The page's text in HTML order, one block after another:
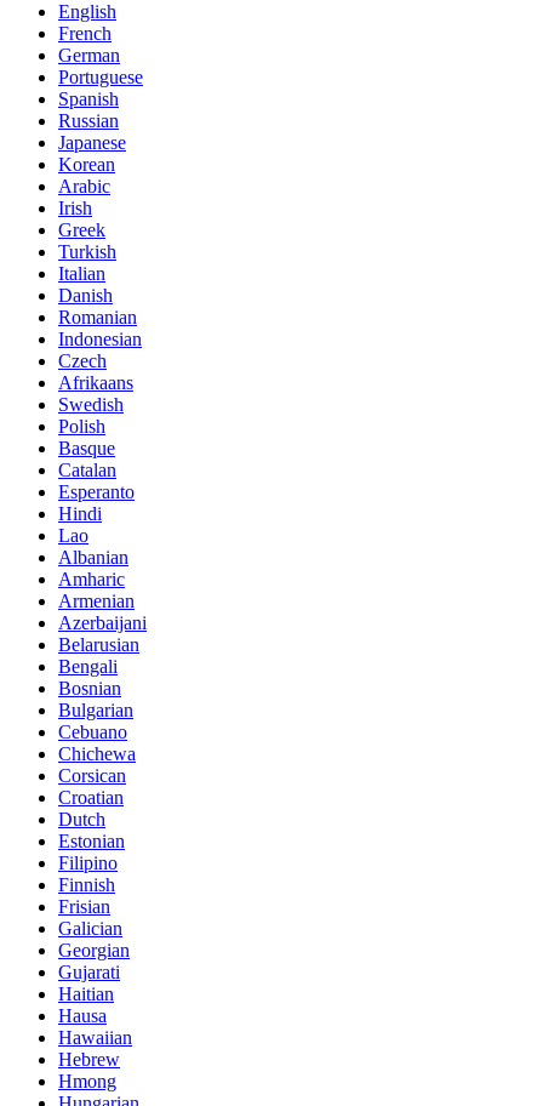
English
French
German
Portuguese
Spanish
Russian
Japanese
Korean
Arabic
Irish
Greek
Turkish
Italian
Danish
Romanian
Indonesian
Czech
Afrikaans
Swedish
Polish
Basque
Catalan
Esperanto
Hindi
Lao
Albanian
Amharic
Armenian
Azerbaijani
Belarusian
Bengali
Bosnian
Bulgarian
Cebuano
Chichewa
Corsican
Croatian
Dutch
Estonian
Filipino
Finnish
Frisian
Galician
Georgian
Gujarati
Haitian
Hausa
Hawaiian
Hebrew
Hmong